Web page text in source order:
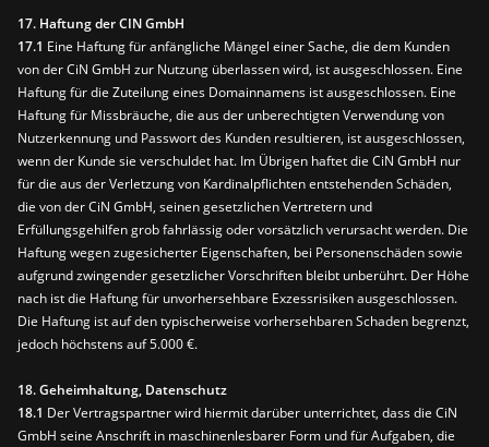
17. Haftung der CIN GmbH
17.1 Eine Haftung für anfängliche Mängel einer Sache, die dem Kunden
von der CiN GmbH zur Nutzung überlassen wird, ist ausgeschlossen. Eine
Haftung für die Zuteilung eines Domainnamens ist ausgeschlossen. Eine
Haftung für Missbräuche, die aus der unberechtigten Verwendung von
Nutzerkennung und Passwort des Kunden resultieren, ist ausgeschlossen,
wenn der Kunde sie verschuldet hat. Im Übrigen haftet die CiN GmbH nur
für die aus der Verletzung von Kardinalpflichten entstehenden Schäden,
die von der CiN GmbH, seinen gesetzlichen Vertretern und
Erfüllungsgehilfen grob fahrlässig oder vorsätzlich verursacht werden. Die
Haftung wegen zugesicherter Eigenschaften, bei Personenschäden sowie
aufgrund zwingender gesetzlicher Vorschriften bleibt unberührt. Der Höhe
nach ist die Haftung für unvorhersehbare Exzessrisiken ausgeschlossen.
Die Haftung ist auf den typischerweise vorhersehbaren Schaden begrenzt,
jedoch höchstens auf 5.000 €.
18. Geheimhaltung, Datenschutz
18.1 Der Vertragspartner wird hiermit darüber unterrichtet, dass die CiN
GmbH seine Anschrift in maschinenlesbarer Form und für Aufgaben, die